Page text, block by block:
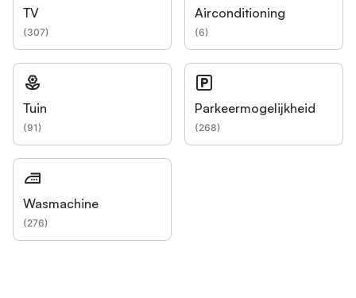
TV
(307)
Airconditioning
(6)
Tuin
(91)
Parkeermogelijkheid
(268)
Wasmachine
(276)